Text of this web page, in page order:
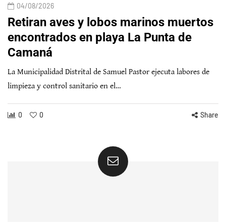
04/08/2026
Retiran aves y lobos marinos muertos
encontrados en playa La Punta de
Camaná
La Municipalidad Distrital de Samuel Pastor ejecuta labores de
limpieza y control sanitario en el…
0 0 Share